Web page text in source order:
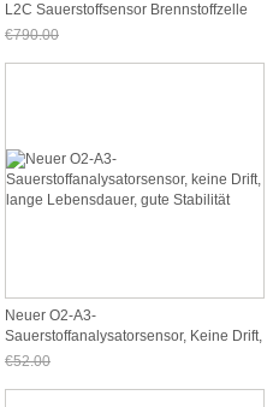
L2C Sauerstoffsensor Brennstoffzelle
€790.00
Neuer O2-A3-
Sauerstoffanalysatorsensor, Keine Drift,
Lange Lebensdauer, Gute Stabilität
€52.00